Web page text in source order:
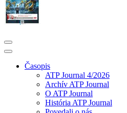
Časopis
ATP Journal 4/2026
Archív ATP Journal
O ATP Journal
História ATP Journal